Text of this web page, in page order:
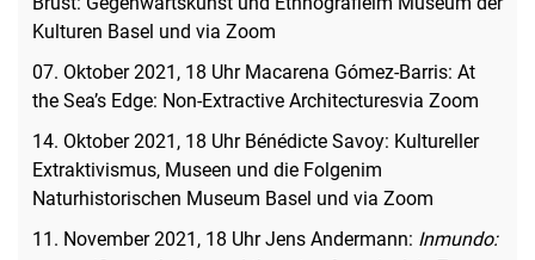
Kulturen Basel und via Zoom
07. Oktober 2021, 18 Uhr Macarena Gómez-Barris: At
the Sea’s Edge: Non-Extractive Architecturesvia Zoom
14. Oktober 2021, 18 Uhr Bénédicte Savoy: Kultureller
Extraktivismus, Museen und die Folgenim
Naturhistorischen Museum Basel und via Zoom
11. November 2021, 18 Uhr Jens Andermann: Inmundo: